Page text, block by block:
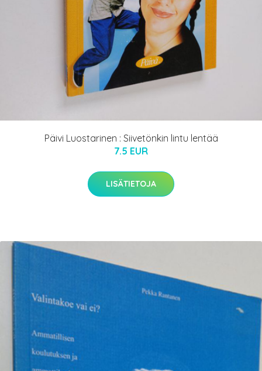
Päivi Luostarinen : Siivetönkin lintu lentää
7.5 EUR
LISÄTIETOJA